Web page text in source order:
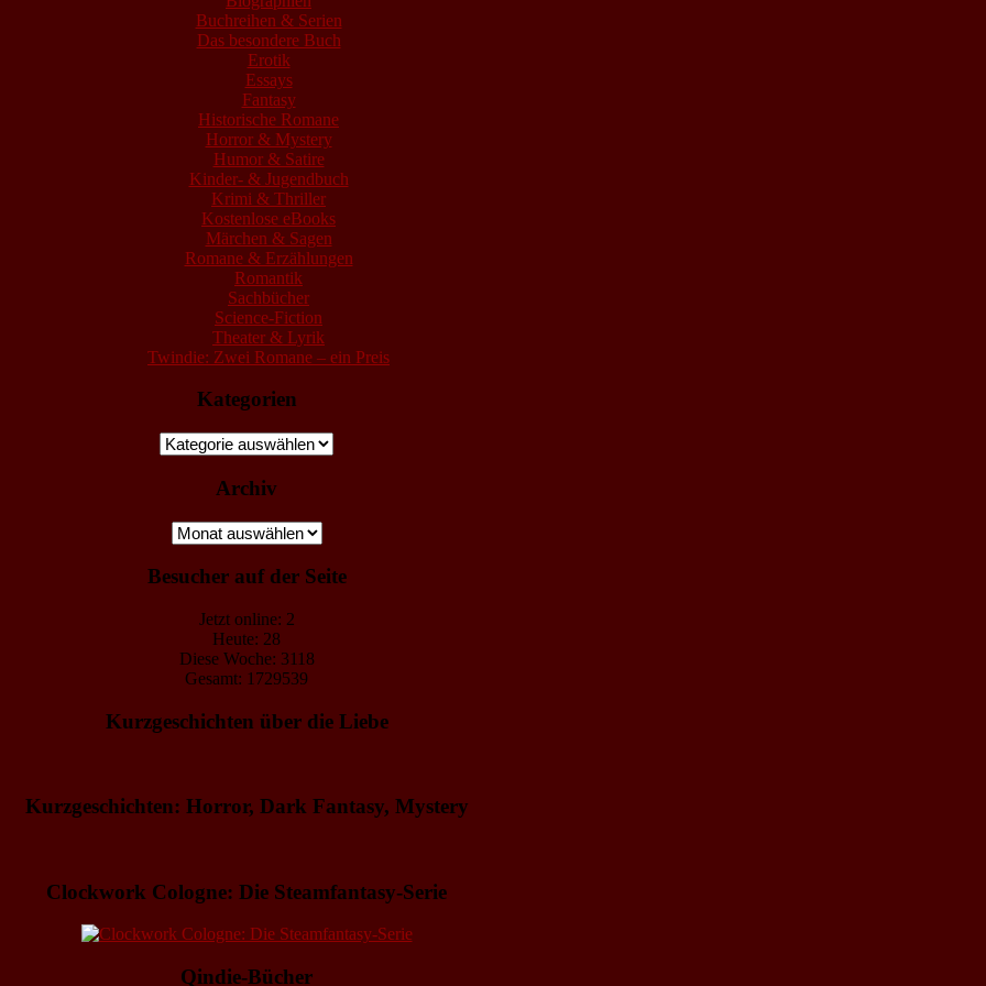
Buchreihen & Serien
Das besondere Buch
Erotik
Essays
Fantasy
Historische Romane
Horror & Mystery
Humor & Satire
Kinder- & Jugendbuch
Krimi & Thriller
Kostenlose eBooks
Märchen & Sagen
Romane & Erzählungen
Romantik
Sachbücher
Science-Fiction
Theater & Lyrik
Twindie: Zwei Romane – ein Preis
Kategorien
Kategorien
Archiv
Archiv
Besucher auf der Seite
Jetzt online: 2
Heute: 28
Diese Woche: 3118
Gesamt: 1729539
Kurzgeschichten über die Liebe
Kurzgeschichten: Horror, Dark Fantasy, Mystery
Clockwork Cologne: Die Steamfantasy-Serie
Qindie-Bücher